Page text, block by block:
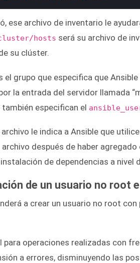
ese archivo de inventario le
hosts será su archivo de
su clúster.
el grupo que especifica que
la entrada del servidor llamada
también especifican el
le indica a Ansible que
después de haber
de dependencias a
de un usuario no root
a crear un usuario no root
para operaciones realizadas con
a errores, disminuyendo las